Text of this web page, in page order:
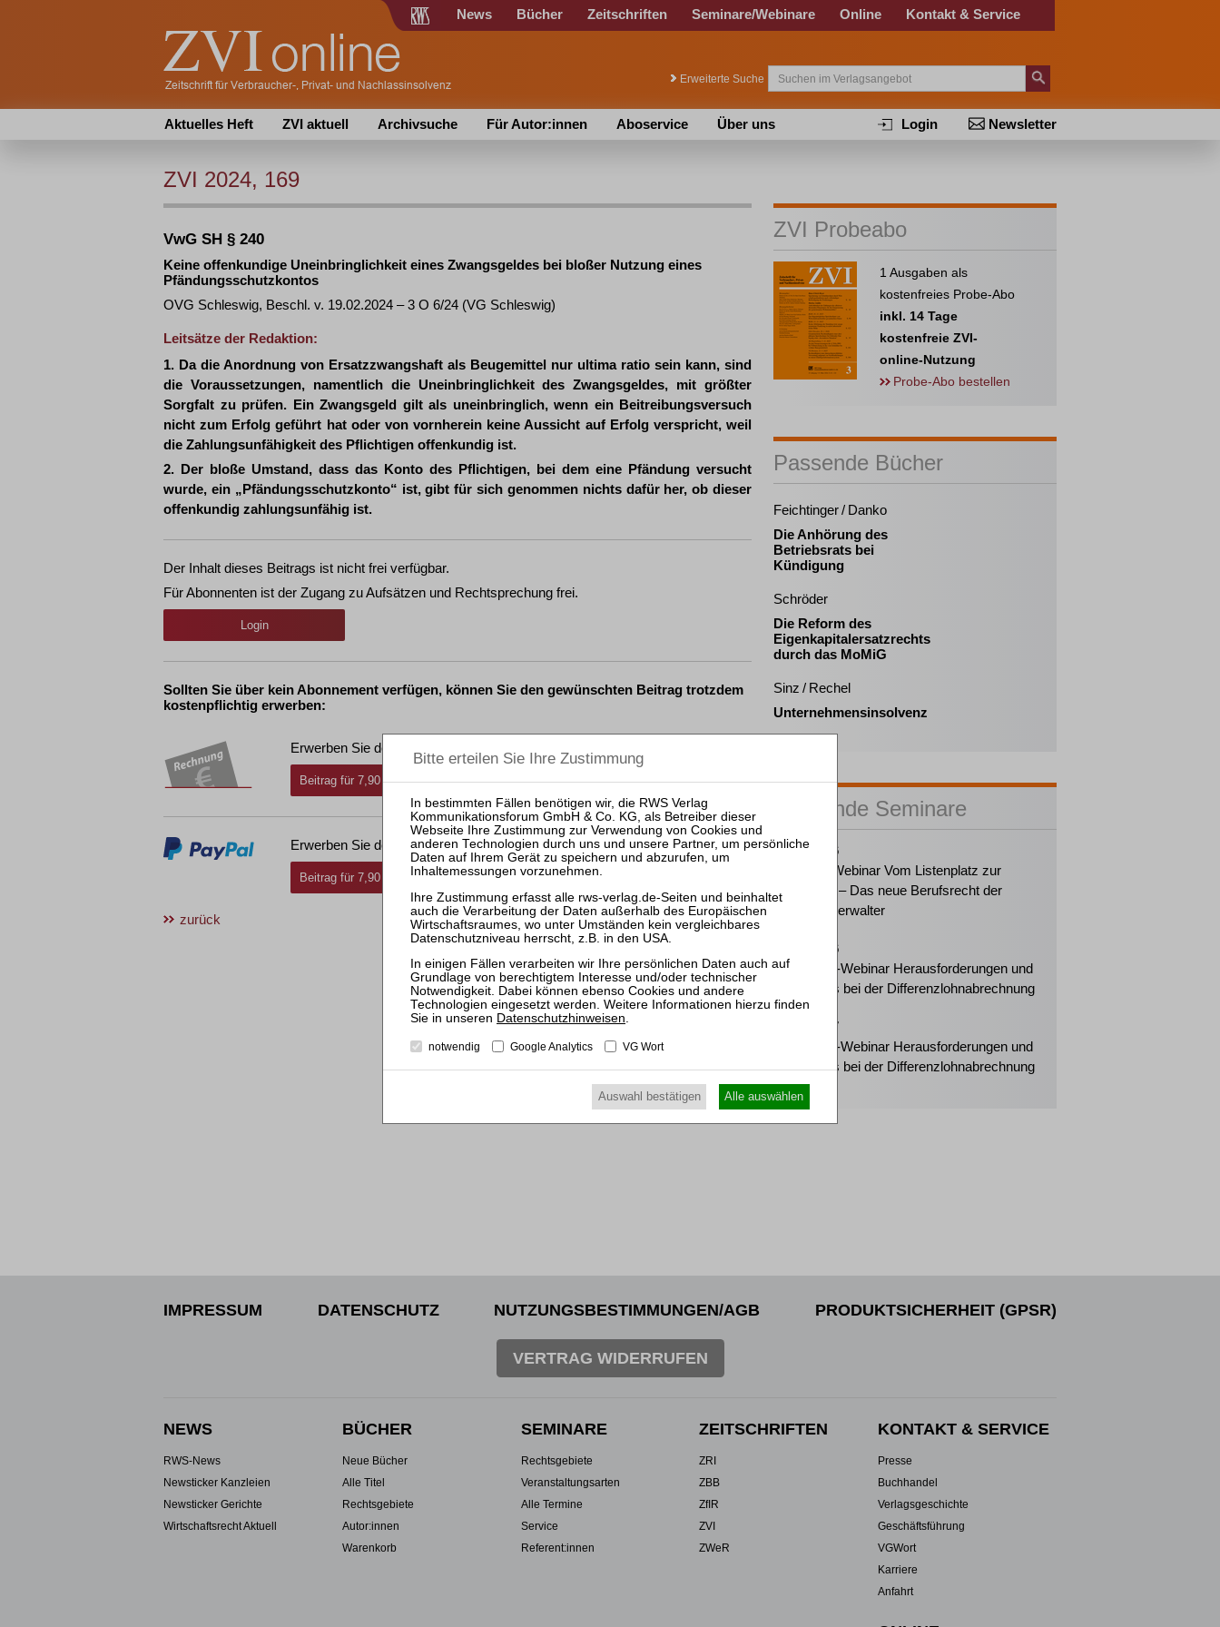
News Bücher Zeitschriften Seminare/Webinare Online Kontakt & Service
Erweiterte Suche
Aktuelles Heft ZVI aktuell Archivsuche Für Autor:innen Aboservice Über uns Newsletter
Login
ZVI 2024, 169
VwG SH § 240
Keine offenkundige Uneinbringlichkeit eines Zwangsgeldes bei bloßer Nutzung eines
Pfändungsschutzkontos
OVG Schleswig, Beschl. v. 19.02.2024 – 3 O 6/24 (VG Schleswig)
Leitsätze der Redaktion:
1. Da die Anordnung von Ersatzzwangshaft als Beugemittel nur ultima ratio sein kann, sind
die Voraussetzungen, namentlich die Uneinbringlichkeit des Zwangsgeldes, mit größter
Sorgfalt zu prüfen. Ein Zwangsgeld gilt als uneinbringlich, wenn ein Beitreibungsversuch
nicht zum Erfolg geführt hat oder von vornherein keine Aussicht auf Erfolg verspricht, weil
die Zahlungsunfähigkeit des Pflichtigen offenkundig ist.
2. Der bloße Umstand, dass das Konto des Pflichtigen, bei dem eine Pfändung versucht
wurde, ein „Pfändungsschutzkonto“ ist, gibt für sich genommen nichts dafür her, ob dieser
offenkundig zahlungsunfähig ist.
Der Inhalt dieses Beitrags ist nicht frei verfügbar.
Für Abonnenten ist der Zugang zu Aufsätzen und Rechtsprechung frei.
Login
Sollten Sie über kein Abonnement verfügen, können Sie den gewünschten Beitrag trotzdem
kostenpflichtig erwerben:
Erwerben Sie den gewünschten Beitrag kostenpflichtig per Rechnung.
Beitrag für 7,90 € inkl. 7 % MwSt. kaufen
Erwerben Sie den gewünschten Beitrag kostenpflichtig mitPayPal.
Beitrag für 7,90 € inkl. 7 % MwSt. kaufen
zurück
ZVI Probeabo
1 Ausgaben als
kostenfreies Probe-Abo
inkl. 14 Tage
kostenfreie ZVI-
online-Nutzung
Probe-Abo bestellen
Passende Bücher
Feichtinger / Danko
Die Anhörung des
Betriebsrats bei
Kündigung
Schröder
Die Reform des
Eigenkapitalersatzrechts
durch das MoMiG
Sinz / Rechel
Unternehmensinsolvenz
Passende Seminare
25.08.2026
Praktiker-Webinar Vom Listenplatz zur
Zulassung – Das neue Berufsrecht der
Insolvenzverwalter
16.09.2026
Mitarbeiter-Webinar Herausforderungen und
Praxistipps bei der Differenzlohnabrechnung
17.02.2027
Mitarbeiter-Webinar Herausforderungen und
Praxistipps bei der Differenzlohnabrechnung
IMPRESSUM DATENSCHUTZ NUTZUNGSBESTIMMUNGEN/AGB PRODUKTSICHERHEIT (GPSR)
VERTRAG WIDERRUFEN
NEWS
RWS-News
Newsticker Kanzleien
Newsticker Gerichte
Wirtschaftsrecht Aktuell
BÜCHER
Neue Bücher
Alle Titel
Rechtsgebiete
Autor:innen
Warenkorb
SEMINARE
Rechtsgebiete
Veranstaltungsarten
Alle Termine
Service
Referent:innen
ZEITSCHRIFTEN
ZRI
ZBB
ZfIR
ZVI
ZWeR
KONTAKT & SERVICE
Presse
Buchhandel
Verlagsgeschichte
Geschäftsführung
VGWort
Karriere
Anfahrt
Datenschutzhinweisen.
notwendig Google Analytics VG Wort
Auswahl bestätigen Alle auswählen